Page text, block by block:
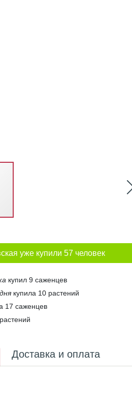
уже купили 57 человек
купил 9 саженцев
купила 10 растений
17 саженцев
Доставка и оплата